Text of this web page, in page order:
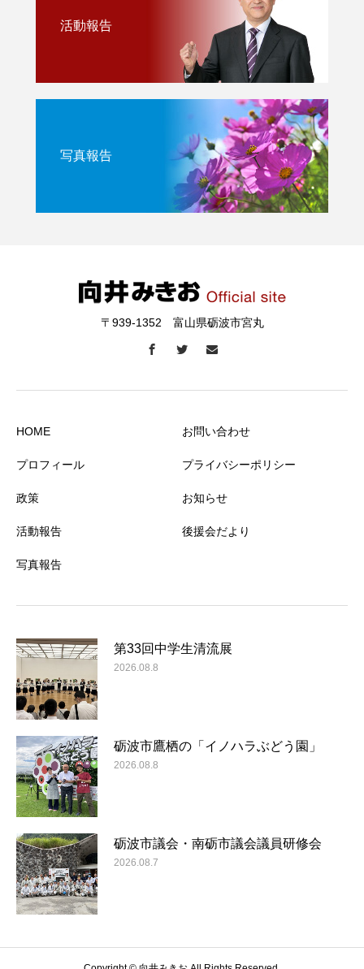
活動報告
写真報告
〒939-1352 富山県砺波市宮丸
HOME
プロフィール
政策
活動報告
写真報告
お問い合わせ
プライバシーポリシー
お知らせ
後援会だより
第33回中学生清流展
2026.08.8
砺波市鷹栖の「イノハラぶどう園」
2026.08.8
砺波市議会・南砺市議会議員研修会
2026.08.7